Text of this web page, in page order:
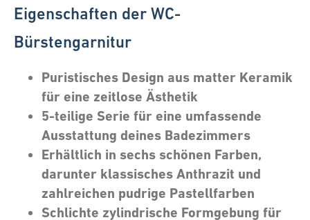
Eigenschaften der WC-
Bürstengarnitur
Puristisches Design aus matter Keramik
für eine zeitlose Ästhetik
5-teilige Serie für eine umfassende
Ausstattung deines Badezimmers
Erhältlich in sechs schönen Farben,
darunter klassisches Anthrazit und
zahlreichen pudrige Pastellfarben
Schlichte zylindrische Formgebung für